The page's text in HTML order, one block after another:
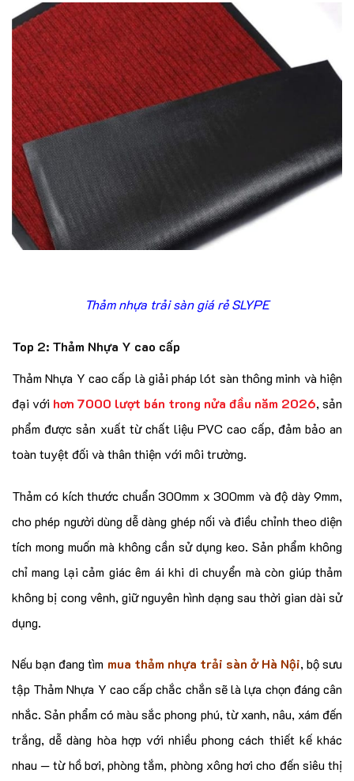
Thảm nhựa trải sàn giá rẻ SLYPE
Top 2: Thảm Nhựa Y cao cấp
Thảm Nhựa Y cao cấp là giải pháp lót sàn thông minh và hiện
đại với hơn 7000 lượt bán trong nửa đầu năm 2026, sản
phẩm được sản xuất từ chất liệu PVC cao cấp, đảm bảo an
toàn tuyệt đối và thân thiện với môi trường.
Thảm có kích thước chuẩn 300mm x 300mm và độ dày 9mm,
cho phép người dùng dễ dàng ghép nối và điều chỉnh theo diện
tích mong muốn mà không cần sử dụng keo. Sản phẩm không
chỉ mang lại cảm giác êm ái khi di chuyển mà còn giúp thảm
không bị cong vênh, giữ nguyên hình dạng sau thời gian dài sử
dụng.
Nếu bạn đang tìm mua thảm nhựa trải sàn ở Hà Nội, bộ sưu
tập Thảm Nhựa Y cao cấp chắc chắn sẽ là lựa chọn đáng cân
nhắc. Sản phẩm có màu sắc phong phú, từ xanh, nâu, xám đến
trắng, dễ dàng hòa hợp với nhiều phong cách thiết kế khác
nhau — từ hồ bơi, phòng tắm, phòng xông hơi cho đến siêu thị